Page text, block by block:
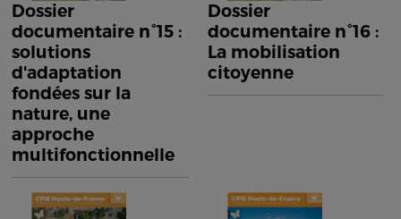
Dossier
documentaire n°15 :
solutions
d'adaptation
fondées sur la
nature, une
approche
multifonctionnelle
Dossier
documentaire n°16 :
La mobilisation
citoyenne